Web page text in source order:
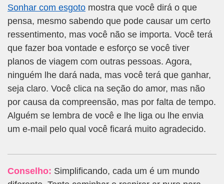
Sonhar com esgoto mostra que você dirá o que
pensa, mesmo sabendo que pode causar um certo
ressentimento, mas você não se importa. Você terá
que fazer boa vontade e esforço se você tiver
planos de viagem com outras pessoas. Agora,
ninguém lhe dará nada, mas você terá que ganhar,
seja claro. Você clica na seção do amor, mas não
por causa da compreensão, mas por falta de tempo.
Alguém se lembra de você e lhe liga ou lhe envia
um e-mail pelo qual você ficará muito agradecido.
Conselho: Simplificando, cada um é um mundo